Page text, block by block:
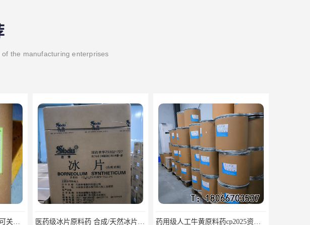
the manufacturing enterprises
医药级冰片原料药 合成/天然冰片药典标准原料 药用级人工牛黄原料药cp2025资质齐全 医用级辅料药海藻酸钠CDE备案GMP COA质检